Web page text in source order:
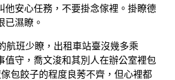
他安心任務，不要掛念傢裡。掛瞭德
已濕瞭。
航班少瞭，出租車站臺沒幾多乘
值守，喬文浚和其別人在辦公室裡包
包餃子的程度良莠不齊，但心裡都